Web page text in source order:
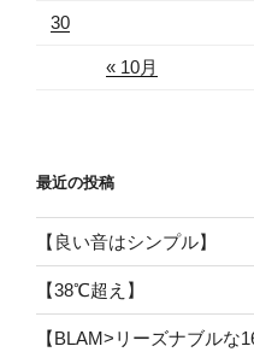
« 10月
30
最近の投稿
【良い音はシンプル】
【38℃超え】
【BLAM>リーズナブルな